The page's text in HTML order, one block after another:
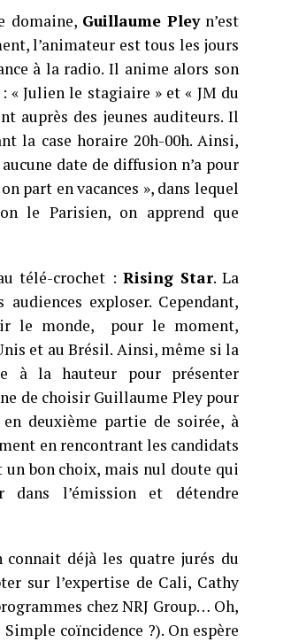
domaine, Guillaume Pleyn’est
l’animateur est tous les jours
à la radio. Il anime alors son
« Julien le stagiaire » et « JM du
auprès des jeunes auditeurs. Il
la case horaire 20h-00h. Ainsi,
date de diffusion n’a pour
part en vacances », dans lequel
le Parisien, on apprend que
télé-crochet : Rising Star. La
exploser. Cependant,
le monde, pour le moment,
et au Brésil. Ainsi, même si la
à la hauteur pour présenter
de choisir Guillaume Pley pour
deuxième partie de soirée, à
en rencontrant les candidats
un bon choix, mais nul doute qui
dans l’émission et détendre
déjà les quatre jurés du
sur l’expertise de Cali, Cathy
chez NRJ Group… Oh,
coïncidence ?). On espère